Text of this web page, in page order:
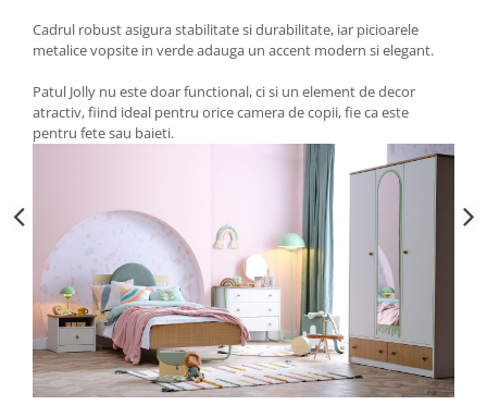
Cadrul robust asigura stabilitate si durabilitate, iar picioarele
metalice vopsite in verde adauga un accent modern si elegant.
Patul Jolly nu este doar functional, ci si un element de decor
atractiv, fiind ideal pentru orice camera de copii, fie ca este
pentru fete sau baieti.